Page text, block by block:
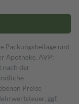
Packungsbeilage und
Apotheke. AVP:
nach der
Preise
ggf.